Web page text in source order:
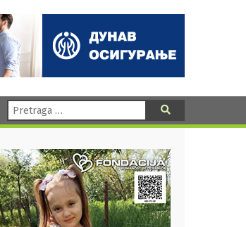
Pretraga: